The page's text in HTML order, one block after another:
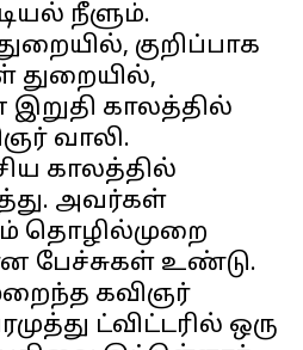
நீளும்.
குறிப்பாக
துறையில்,
காலத்தில்
வாலி.
காலத்தில்
அவர்கள்
தொழில்முறை
பேச்சுகள் உண்டு.
கவிஞர்
ட்விட்டரில் ஒரு